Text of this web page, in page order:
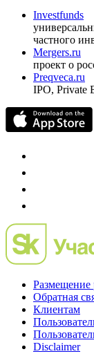
Investfunds
частного
Mergers.ru
проект о
Preqveca.ru
IPO, Private
Размещение
Обратная
Клиентам
Disclaimer